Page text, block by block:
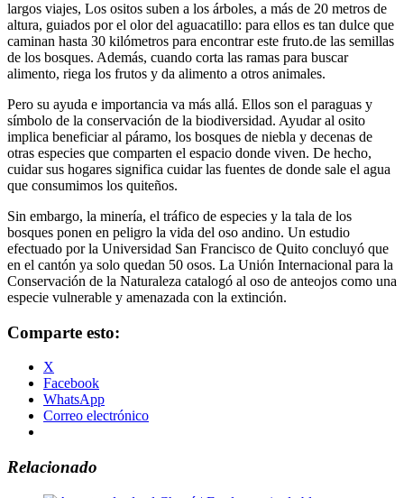
largos viajes, Los ositos suben a los árboles, a más de 20 metros de
altura, guiados por el olor del aguacatillo: para ellos es tan dulce que
caminan hasta 30 kilómetros para encontrar este fruto.de las semillas
de los bosques. Además, cuando corta las ramas para buscar
alimento, riega los frutos y da alimento a otros animales.
Pero su ayuda e importancia va más allá. Ellos son el paraguas y
símbolo de la conservación de la biodiversidad. Ayudar al osito
implica beneficiar al páramo, los bosques de niebla y decenas de
otras especies que comparten el espacio donde viven. De hecho,
cuidar sus hogares significa cuidar las fuentes de donde sale el agua
que consumimos los quiteños.
Sin embargo, la minería, el tráfico de especies y la tala de los
bosques ponen en peligro la vida del oso andino. Un estudio
efectuado por la Universidad San Francisco de Quito concluyó que
en el cantón ya solo quedan 50 osos. La Unión Internacional para la
Conservación de la Naturaleza catalogó al oso de anteojos como una
especie vulnerable y amenazada con la extinción.
Comparte esto:
X
Facebook
WhatsApp
Correo electrónico
Relacionado